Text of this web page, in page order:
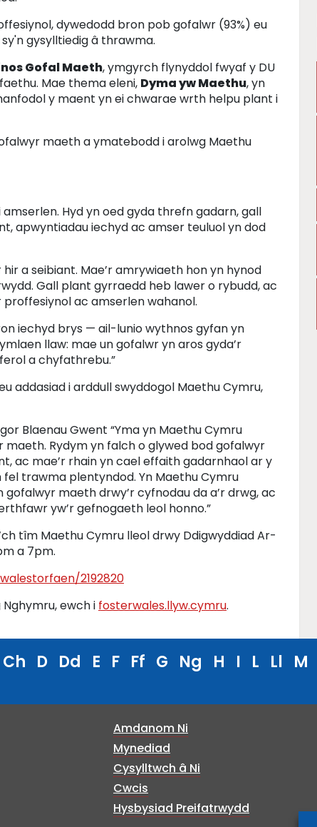
dywedodd bron pob gofalwr (93%) eu
gysylltiedig â thrawma.
Gofal Maeth, ymgyrch flynyddol fwyaf y DU
Mae thema eleni, Dyma yw Maethu, yn
y maent yn ei chwarae wrth helpu plant i
maeth a ymatebodd i arolwg Maethu
Hyd yn oed gyda threfn gadarn, gall
apwyntiadau iechyd ac amser teuluol yn dod
a seibiant. Mae’r amrywiaeth hon yn hynod
Gall plant gyrraedd heb lawer o rybudd, ac
ac amserlen wahanol.
iechyd brys — ail-lunio wythnos gyfan yn
llaw: mae un gofalwr yn aros gyda’r
a chyfathrebu.”
addasiad i arddull swyddogol Maethu Cymru,
Blaenau Gwent “Yma yn Maethu Cymru
maeth. Rydym yn falch o glywed bod gofalwyr
ac mae’r rhain yn cael effaith gadarnhaol ar y
trawma plentyndod. Yn Maethu Cymru
maeth drwy’r cyfnodau da a’r drwg, ac
yw’r gefnogaeth leol honno.”
tîm Maethu Cymru lleol drwy Ddigwyddiad Ar-
a 7pm.
2192820
ewch i fosterwales.llyw.cymru.
Ch D Dd E F Ff G Ng H I L Ll M
Amdanom Ni
Mynediad
Cysylltwch â Ni
Cwcis
Hysbysiad Preifatrwydd